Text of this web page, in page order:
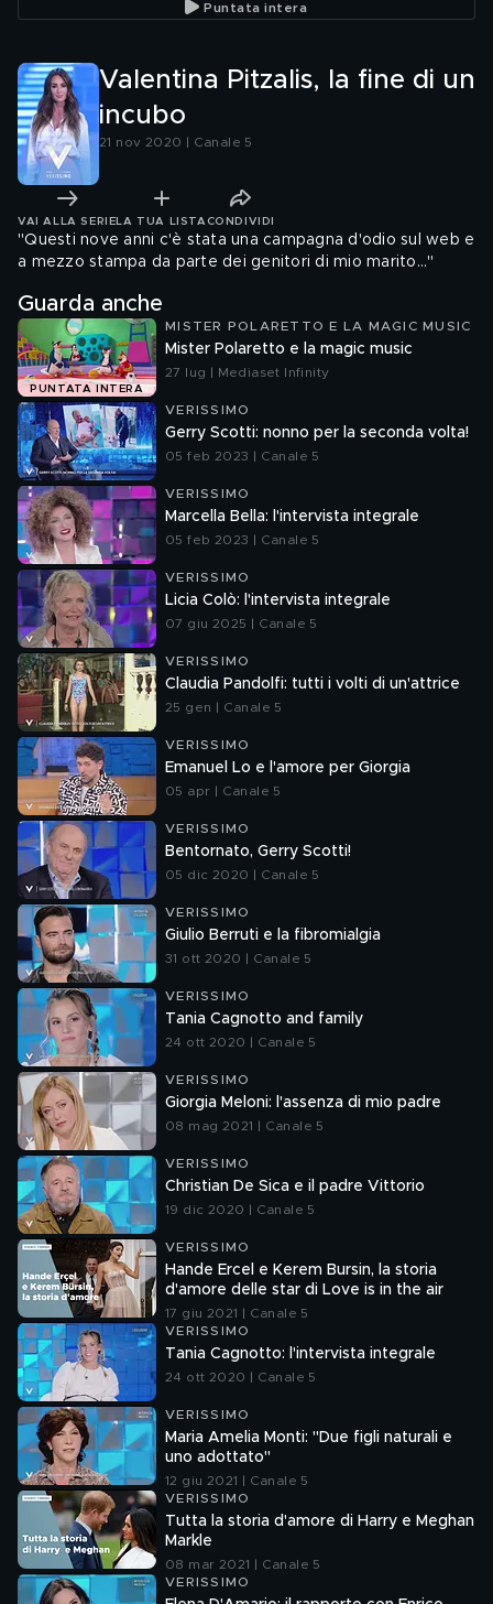
Puntata intera
Valentina Pitzalis, la fine di un
incubo
21 nov 2020 | Canale 5
VAI ALLA SERIE LA TUA LISTA CONDIVIDI
"Questi nove anni c'è stata una campagna d'odio sul web e
a mezzo stampa da parte dei genitori di mio marito..."
Guarda anche
PUNTATA INTERA
MISTER POLARETTO E LA MAGIC MUSIC
Mister Polaretto e la magic music
27 lug | Mediaset Infinity
VERISSIMO
Gerry Scotti: nonno per la seconda volta!
05 feb 2023 | Canale 5
VERISSIMO
Marcella Bella: l'intervista integrale
05 feb 2023 | Canale 5
VERISSIMO
Licia Colò: l'intervista integrale
07 giu 2025 | Canale 5
VERISSIMO
Claudia Pandolfi: tutti i volti di un'attrice
25 gen | Canale 5
VERISSIMO
Emanuel Lo e l'amore per Giorgia
05 apr | Canale 5
VERISSIMO
Bentornato, Gerry Scotti!
05 dic 2020 | Canale 5
VERISSIMO
Giulio Berruti e la fibromialgia
31 ott 2020 | Canale 5
VERISSIMO
Tania Cagnotto and family
24 ott 2020 | Canale 5
VERISSIMO
Giorgia Meloni: l'assenza di mio padre
08 mag 2021 | Canale 5
VERISSIMO
Christian De Sica e il padre Vittorio
19 dic 2020 | Canale 5
VERISSIMO
Hande Ercel e Kerem Bursin, la storia
d'amore delle star di Love is in the air
17 giu 2021 | Canale 5
VERISSIMO
Tania Cagnotto: l'intervista integrale
24 ott 2020 | Canale 5
VERISSIMO
Maria Amelia Monti: "Due figli naturali e
uno adottato"
12 giu 2021 | Canale 5
VERISSIMO
Tutta la storia d'amore di Harry e Meghan
Markle
08 mar 2021 | Canale 5
VERISSIMO